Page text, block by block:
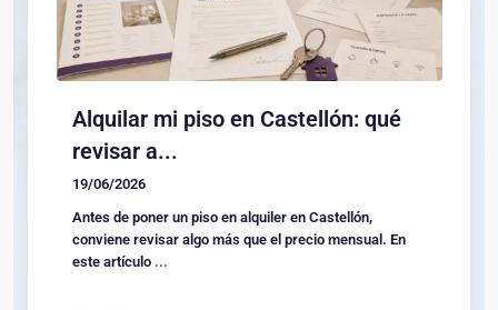
Alquilar mi piso en Castellón: qué
revisar a...
19/06/2026
Antes de poner un piso en alquiler en Castellón,
conviene revisar algo más que el precio mensual. En
este artículo ...